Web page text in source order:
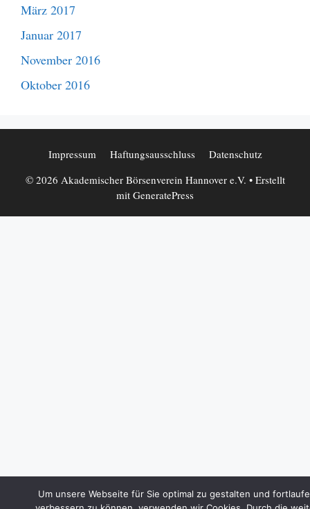
März 2017
Januar 2017
November 2016
Oktober 2016
Impressum Haftungsausschluss
Datenschutz
© 2026 Akademischer Börsenverein Hannover e.V. • Erstellt
mit GeneratePress
Um unsere Webseite für Sie optimal zu gestalten und